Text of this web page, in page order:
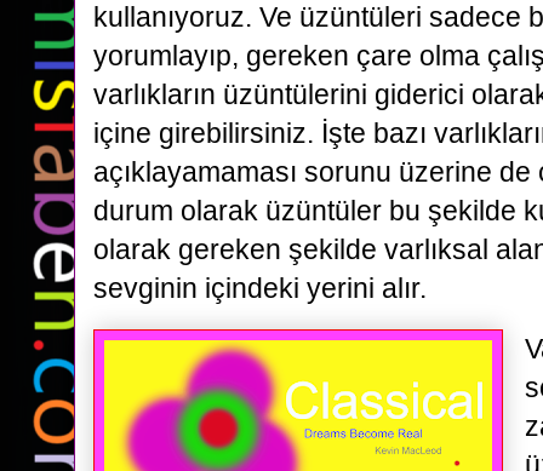
kullanıyoruz. Ve üzüntüleri sadece
yorumlayıp, gereken çare olma
varlıkların üzüntülerini giderici
içine girebilirsiniz. İşte bazı
açıklayamaması sorunu üzerine
durum olarak üzüntüler bu şekilde
olarak gereken şekilde varlıksal
sevginin içindeki yerini alır.